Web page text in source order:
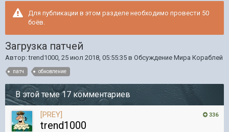
Для публикации в этом разделе необходимо провести 50
боёв.
Загрузка патчей
Автор:trend1000, 25 июл 2018, 05:55:35 в Обсуждение Мира Кораблей
патч обновление
В этой теме 17 комментариев
336
[PREY]
trend1000